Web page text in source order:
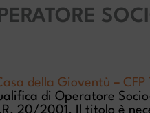
della Gioventù – CFP
di Operatore
20/2001. Il titolo è